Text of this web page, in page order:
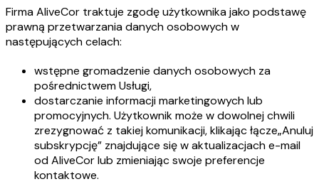
Firma AliveCor traktuje zgodę użytkownika jako podstawę
prawną przetwarzania danych osobowych w
następujących celach:
wstępne gromadzenie danych osobowych za
pośrednictwem Usługi,
dostarczanie informacji marketingowych lub
promocyjnych. Użytkownik może w dowolnej chwili
zrezygnować z takiej komunikacji, klikając łącze„Anuluj
subskrypcję” znajdujące się w aktualizacjach e-mail
od AliveCor lub zmieniając swoje preferencje
kontaktowe.